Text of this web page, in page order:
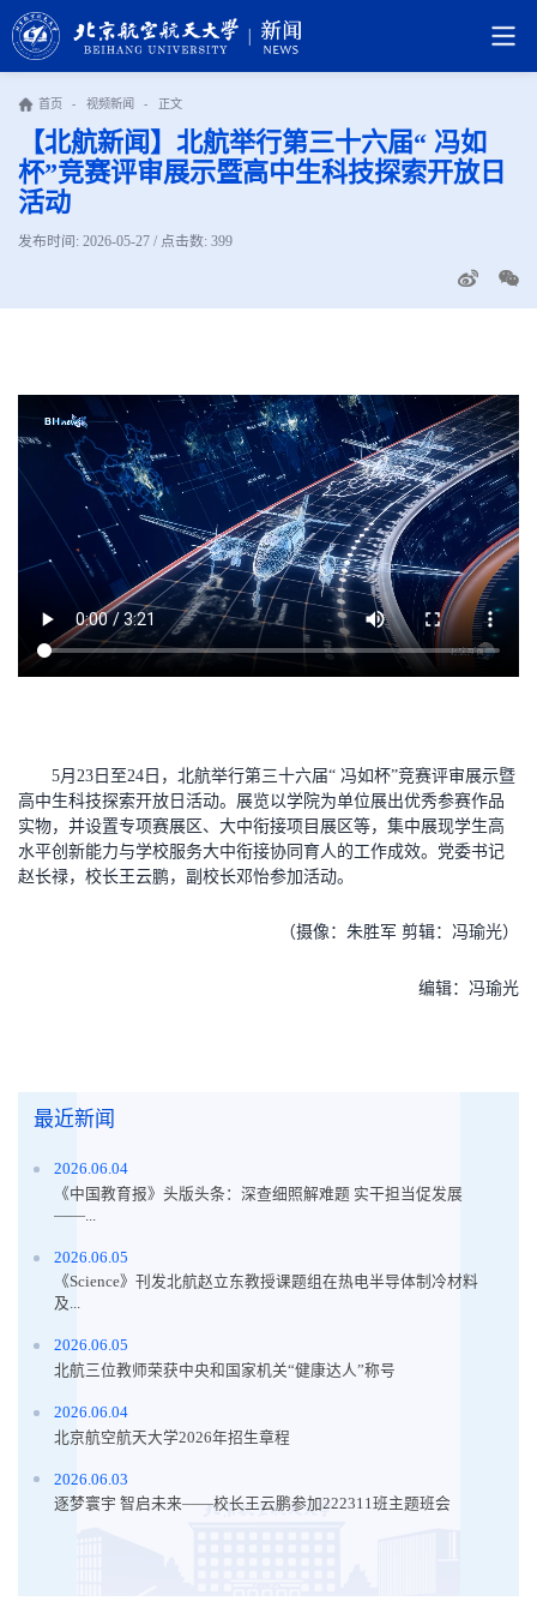
首页 - 视频新闻 - 正文
【北航新闻】北航举行第三十六届“ 冯如
杯”竞赛评审展示暨高中生科技探索开放日
活动
发布时间: 2026-05-27 / 点击数: 399
5月23日至24日，北航举行第三十六届“ 冯如杯”竞赛评审展示暨
高中生科技探索开放日活动。展览以学院为单位展出优秀参赛作品
实物，并设置专项赛展区、大中衔接项目展区等，集中展现学生高
水平创新能力与学校服务大中衔接协同育人的工作成效。党委书记
赵长禄，校长王云鹏，副校长邓怡参加活动。
（摄像：朱胜军 剪辑：冯瑜光）
编辑：冯瑜光
最近新闻
2026.06.04
《中国教育报》头版头条：深查细照解难题 实干担当促发展
——...
2026.06.05
《Science》刊发北航赵立东教授课题组在热电半导体制冷材料
及...
2026.06.05
北航三位教师荣获中央和国家机关“健康达人”称号
2026.06.04
北京航空航天大学2026年招生章程
2026.06.03
逐梦寰宇 智启未来——校长王云鹏参加222311班主题班会